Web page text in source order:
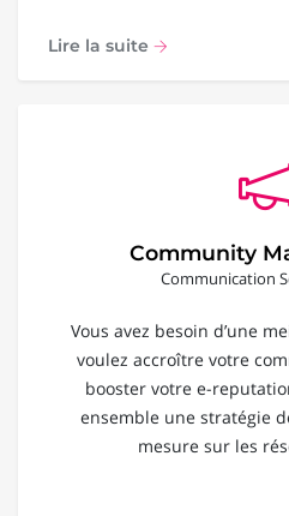
Lire la suite
Community
Communication
Vous avez besoin d’une
voulez accroître votre
booster votre e-
ensemble une stratégie
mesure sur les